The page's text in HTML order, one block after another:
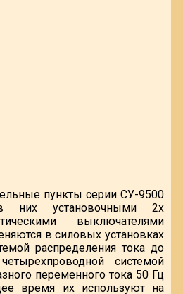
пункты серии СУ-9500
них установочными 2х
выключателями
в силовых установках
распределения тока до
системой
переменного тока 50 Гц
время их используют на